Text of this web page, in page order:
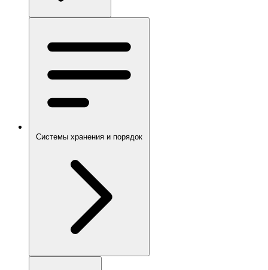
Системы хранения и порядок